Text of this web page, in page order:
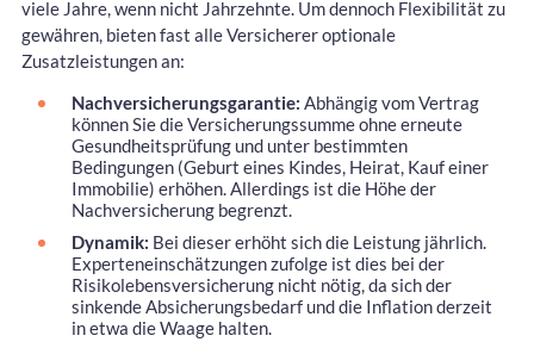
viele Jahre, wenn nicht Jahrzehnte. Um dennoch Flexibilität zu
gewähren, bieten fast alle Versicherer optionale
Zusatzleistungen an:
Nachversicherungsgarantie: Abhängig vom Vertrag
können Sie die Versicherungssumme ohne erneute
Gesundheitsprüfung und unter bestimmten
Bedingungen (Geburt eines Kindes, Heirat, Kauf einer
Immobilie) erhöhen. Allerdings ist die Höhe der
Nachversicherung begrenzt.
Dynamik: Bei dieser erhöht sich die Leistung jährlich.
Experteneinschätzungen zufolge ist dies bei der
Risikolebensversicherung nicht nötig, da sich der
sinkende Absicherungsbedarf und die Inflation derzeit
in etwa die Waage halten.